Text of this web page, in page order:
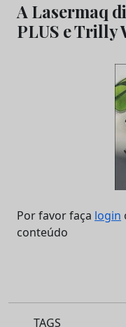
A Lasermaq
PLUS e Trilly
Por favor faça login
conteúdo
TAGS